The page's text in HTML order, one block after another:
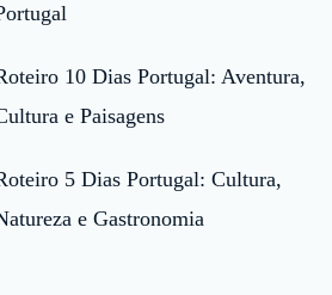
10 Dias Portugal: Aventura,
e Paisagens
5 Dias Portugal: Cultura,
e Gastronomia